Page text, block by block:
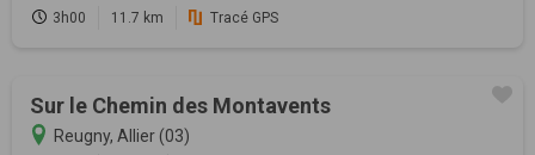
3h00 11.7 km Tracé GPS
Sur le Chemin des Montavents
Reugny, Allier (03)